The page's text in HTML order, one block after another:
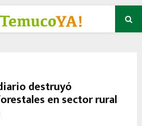
destruyó
en sector rural